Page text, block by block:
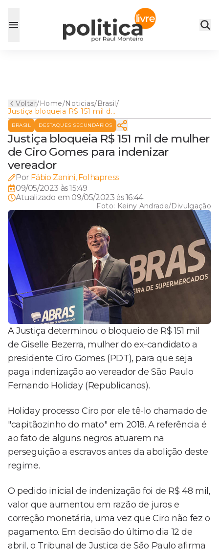
Voltar/Home/Noticias/Brasil/
Justiça bloqueia R$ 151 mil de
mulher de Ciro Gomes para
indenizar vereador
BRASIL DESTAQUES SECUNDÁRIOS
Justiça bloqueia R$ 151 mil de mulher
de Ciro Gomes para indenizar
vereador
Por Fábio Zanini, Folhapress
09/05/2023 às 15:49
Atualizado em 09/05/2023 às 16:44
Foto: Keiny Andrade/Divulgação
A Justiça determinou o bloqueio de R$ 151 mil
de Giselle Bezerra, mulher do ex-candidato a
presidente Ciro Gomes (PDT), para que seja
paga indenização ao vereador de São Paulo
Fernando Holiday (Republicanos).
Holiday processo Ciro por ele tê-lo chamado de
"capitãozinho do mato" em 2018. A referência é
ao fato de alguns negros atuarem na
perseguição a escravos antes da abolição deste
regime.
O pedido inicial de indenização foi de R$ 48 mil,
valor que aumentou em razão de juros e
correção monetária, uma vez que Ciro não fez o
pagamento. Em decisão do último dia 12 de
abril, o Tribunal de Justiça de São Paulo afirma